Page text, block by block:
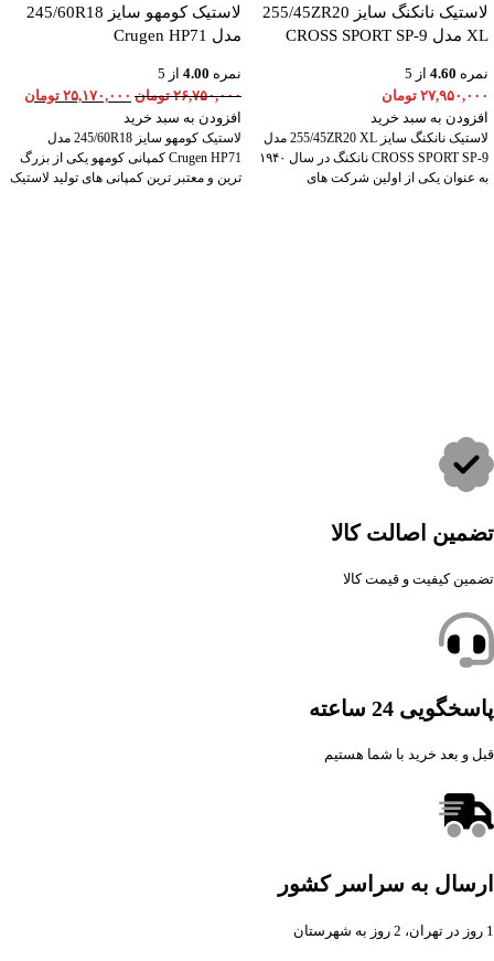
لاستیک نانکنگ سایز 255/45ZR20
XL مدل CROSS SPORT SP-9
نمره 4.60 از 5
۲۷,۹۵۰,۰۰۰ تومان
افزودن به سبد خرید
لاستیک نانکنگ سایز 255/45ZR20 XL مدل
CROSS SPORT SP-9 نانکنگ در سال ۱۹۴۰
به عنوان یکی از اولین شرکت های
لاستیک کومهو سایز 245/60R18
مدل Crugen HP71
نمره 4.00 از 5
۲۶,۷۵۰,۰۰۰ تومان ۲۵,۱۷۰,۰۰۰ تومان
افزودن به سبد خرید
لاستیک کومهو سایز 245/60R18 مدل
Crugen HP71 کمپانی کومهو یکی از بزرگ
ترین و معتبر ترین کمپانی های تولید لاستیک
تضمین اصالت کالا
تضمین کیفیت و قیمت کالا
پاسخگویی 24 ساعته
قبل و بعد خرید با شما هستیم
ارسال به سراسر کشور
1 روز در تهران، 2 روز به شهرستان